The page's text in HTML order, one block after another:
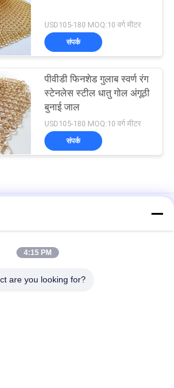
USD105-180 MOQ:10 वर्ग मीटर
संपर्क
पीवीडी फिनशेड गुलाब स्वर्ण रंग
स्टेनलेस स्टील धातु गोल अंगूठी
बुनाई जाल
USD105-180 MOQ:10 वर्ग मीटर
संपर्क
धातु मेष ड्रेपी छत उपचार के लिए फ्लैट वायर के
4:15 PM
are you looking for?